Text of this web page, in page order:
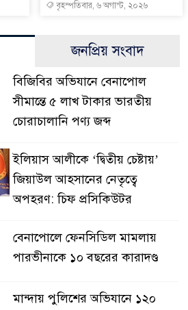
বৃহস্পতিবার, ৬ অগাস্ট, ২০২৬
জনপ্রিয় সংবাদ
বিজিবির অভিযানে বেনাপোল
সীমান্তে ৫ লাখ টাকার ভারতীয়
চোরাচালানি পণ্য জব্দ
ইলিয়াস আলীকে ‘দ্বিতীয় চেষ্টায়’
জিয়াউল আহসানের নেতৃত্বে
অপহরণ: চিফ প্রসিকিউটর
বেনাপোলে ফেনসিডিল মামলায়
পারভীনাকে ১০ বছরের কারাদণ্ড
মান্দায় পুলিশের অভিযানে ১২০